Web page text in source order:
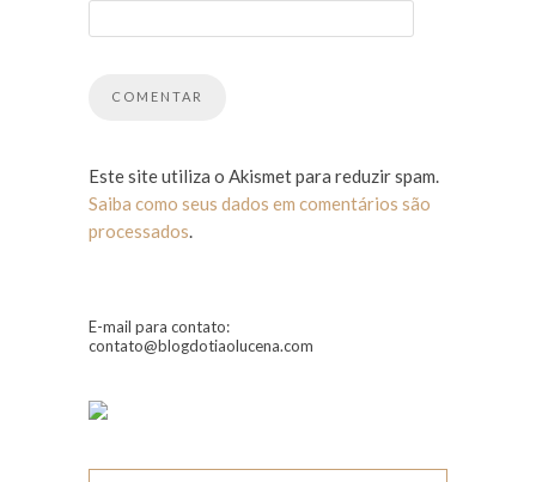
Este site utiliza o Akismet para reduzir spam.
Saiba como seus dados em comentários são
processados.
E-mail para contato:
contato@blogdotiaolucena.com